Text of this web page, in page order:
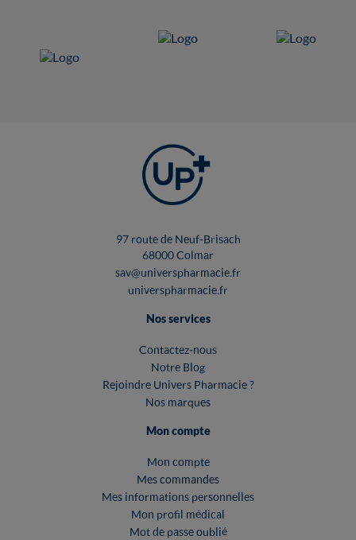
97 route de Neuf-Brisach
68000 Colmar
sav@universpharmacie.fr
universpharmacie.fr
Nos services
Contactez-nous
Notre Blog
Rejoindre Univers Pharmacie ?
Nos marques
Mon compte
Mon compte
Mes commandes
Mes informations personnelles
Mon profil médical
Mot de passe oublié